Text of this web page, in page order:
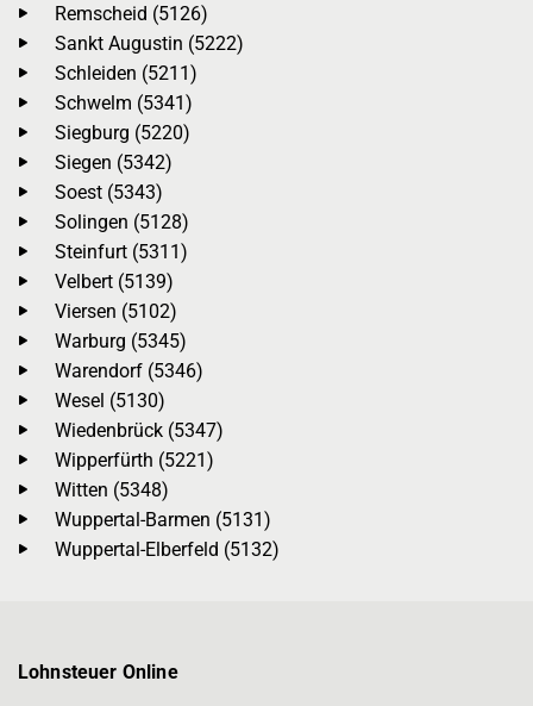
Remscheid (5126)
Sankt Augustin (5222)
Schleiden (5211)
Schwelm (5341)
Siegburg (5220)
Siegen (5342)
Soest (5343)
Solingen (5128)
Steinfurt (5311)
Velbert (5139)
Viersen (5102)
Warburg (5345)
Warendorf (5346)
Wesel (5130)
Wiedenbrück (5347)
Wipperfürth (5221)
Witten (5348)
Wuppertal-Barmen (5131)
Wuppertal-Elberfeld (5132)
Lohnsteuer Online